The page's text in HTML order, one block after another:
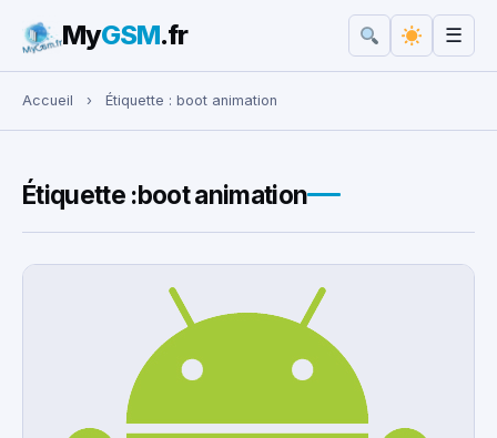
Rechercher :
MyGSM.fr ☰
Accueil › Étiquette : boot animation
Étiquette :boot animation